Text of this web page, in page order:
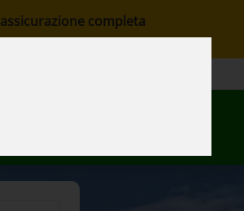
assicurazione completa